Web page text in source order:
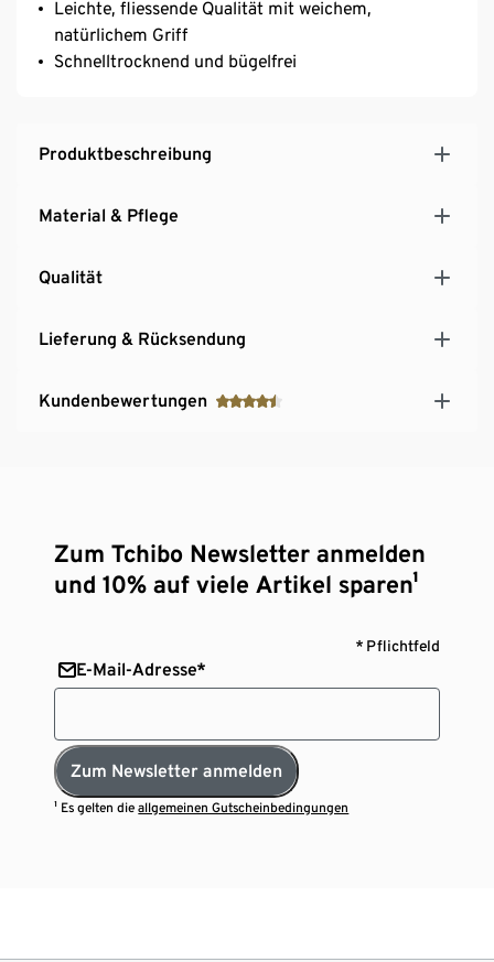
Leichte, fliessende Qualität mit weichem,
natürlichem Griff
Schnelltrocknend und bügelfrei
Produktbeschreibung
Material & Pflege
Qualität
Lieferung & Rücksendung
Kundenbewertungen
Zum Tchibo Newsletter anmelden
und 10% auf viele Artikel sparen¹
* Pflichtfeld
E-Mail-Adresse*
Zum Newsletter anmelden
¹ Es gelten dieallgemeinen Gutscheinbedingungen